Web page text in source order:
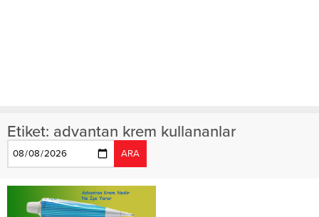
Etiket: advantan krem kullananlar
ARA